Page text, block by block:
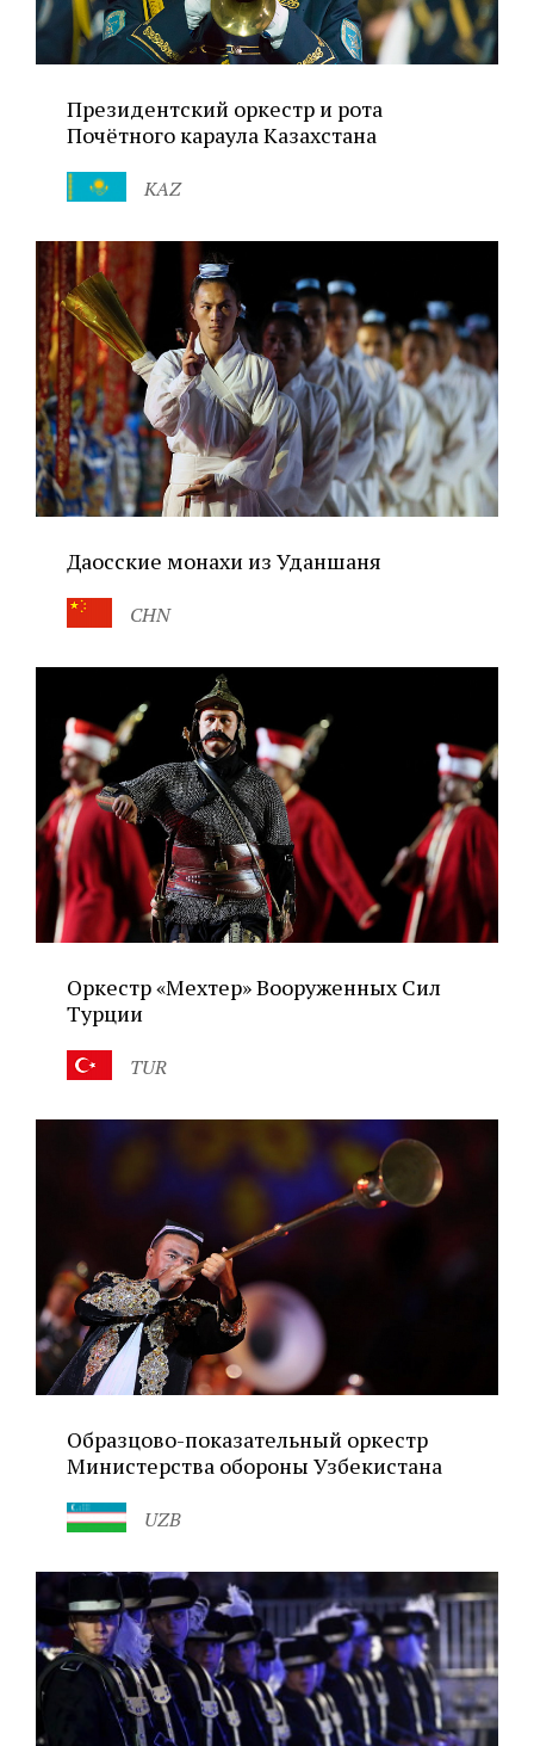
Президентский оркестр и рота
Почётного караула Казахстана
KAZ
Даосские монахи из Уданшаня
CHN
Оркестр «Мехтер» Вооруженных Сил
Турции
TUR
Образцово-показательный оркестр
Министерства обороны Узбекистана
UZB